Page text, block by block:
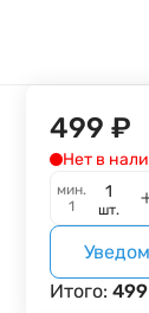
499 ₽
Нет в
мин.
1
шт.
Итого:499